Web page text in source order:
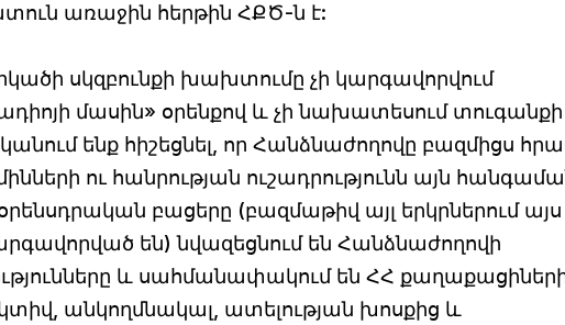
առաջին հերթին ՀՔԾ-ն է:
սկզբունքի խախտումը չի կարգավորվում
մասին» օրենքով և չի նախատեսում
ենք հիշեցնել, որ Հանձնաժողովը բազմիցս
ու հանրության ուշադրությունն այն
բացերը (բազմաթիվ այլ երկրներում այս
են) նվազեցնում են Հանձնաժողովի
և սահմանափակում են ՀՀ
անկողմնակալ, ատելության խոսքից և